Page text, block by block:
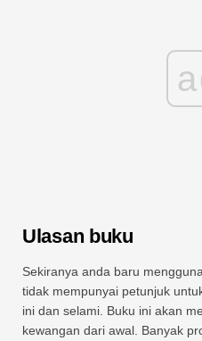
Ulasan buku
Sekiranya anda baru
tidak mempunyai petunjuk
ini dan selami. Buku ini akan
kewangan dari awal. Banyak